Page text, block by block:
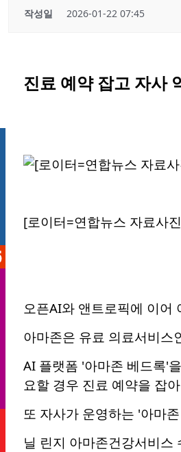
작성일 2026-01-22 07:45
진료 예약 잡고 자사
[로이터=연합뉴스 자료사
오픈AI와 앤트로픽에 이어
아마존은 유료 의료서비스
AI 플랫폼 '아마존 베드록'
요할 경우 진료 예약을 잡
또 자사가 운영하는 '아마
닐 린지 아마존건강서비스